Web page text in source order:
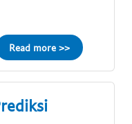
Read more >>